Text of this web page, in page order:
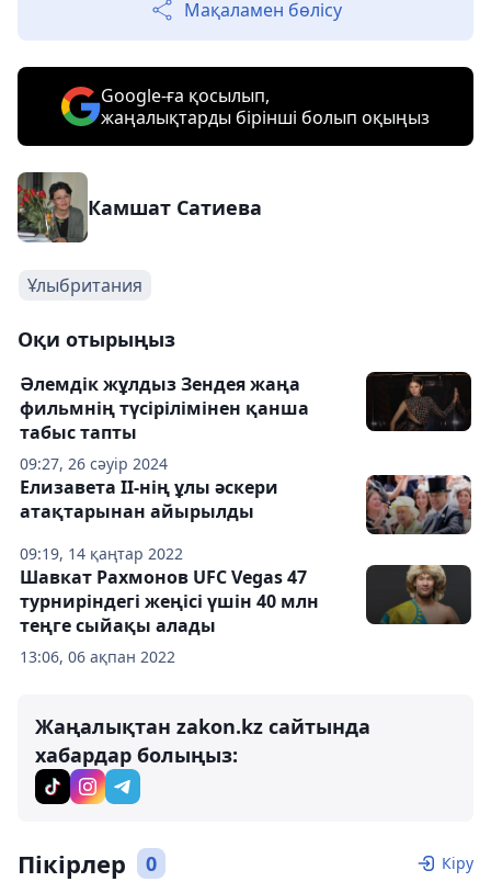
Мақаламен бөлісу
Google-ға қосылып,
жаңалықтарды бірінші болып оқыңыз
Камшат Сатиева
Ұлыбритания
Оқи отырыңыз
09:27, 26 сәуір 2024
Әлемдік жұлдыз Зендея жаңа
фильмнің түсірілімінен қанша
табыс тапты
09:19, 14 қаңтар 2022
Елизавета II-нің ұлы әскери
атақтарынан айырылды
13:06, 06 ақпан 2022
Шавкат Рахмонов UFC Vegas 47
турниріндегі жеңісі үшін 40 млн
теңге сыйақы алады
Жаңалықтан zakon.kz сайтында
хабардар болыңыз:
Пікірлер 0 Кіру